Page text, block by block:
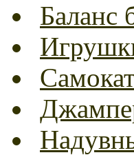
Баланс